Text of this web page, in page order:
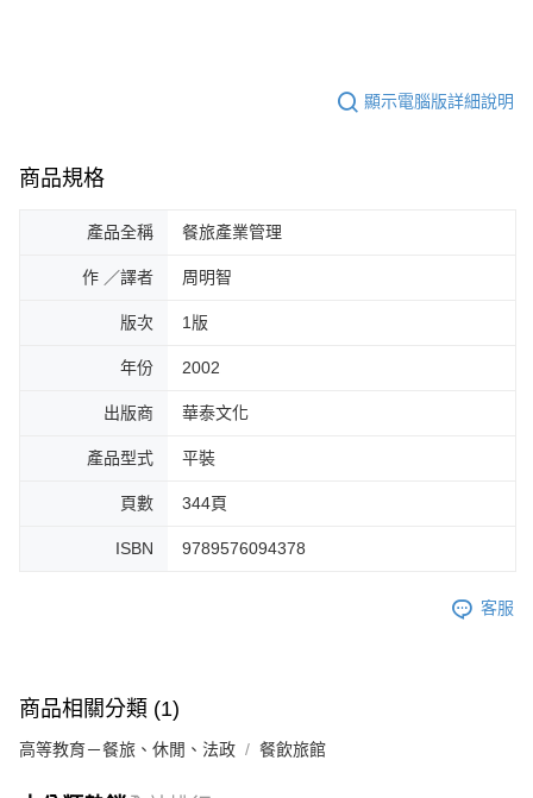
顯示電腦版詳細說明
商品規格
產品全稱 餐旅產業管理
作 ／譯者 周明智
版次 1版
年份 2002
出版商 華泰文化
產品型式 平裝
頁數 344頁
ISBN 9789576094378
客服
商品相關分類 (1)
高等教育－餐旅、休閒、法政 餐飲旅館